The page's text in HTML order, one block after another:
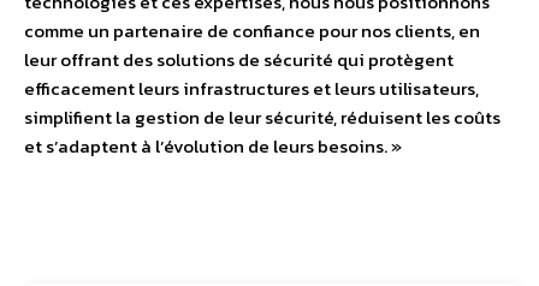
comme un partenaire de confiance pour nos clients, en
leur offrant des solutions de sécurité qui protègent
efficacement leurs infrastructures et leurs utilisateurs,
simplifient la gestion de leur sécurité, réduisent les coûts
et s’adaptent à l’évolution de leurs besoins. »